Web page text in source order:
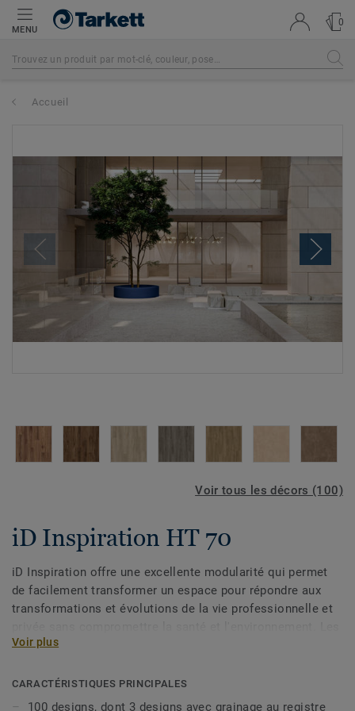
MENU
0
Accueil
Voir tous les décors (100)
iD Inspiration HT 70
iD Inspiration offre une excellente modularité qui permet
de facilement transformer un espace pour répondre aux
transformations et évolutions de la vie professionnelle et
coloris et thèmes inspirés de la nature et soulignés par
permettent de choisir les meilleurs designs naturels
intégrés dans des matériaux en vinyle haute performance
Voir plus
CARACTÉRISTIQUES PRINCIPALES
100 designs, dont 3 designs avec grainage au registre